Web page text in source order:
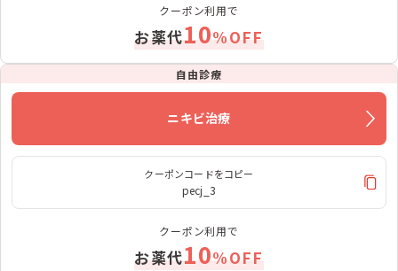
クーポン利用で
お薬代10%OFF
自由診療
ニキビ治療
クーポンコードをコピー
pecj_3
クーポン利用で
お薬代10%OFF